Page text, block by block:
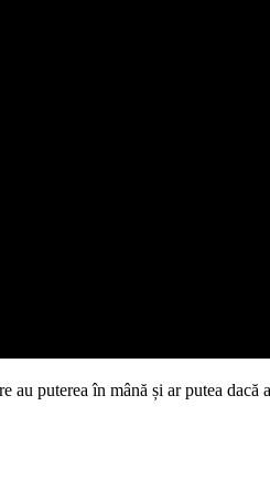
puterea în mână și ar putea dacă